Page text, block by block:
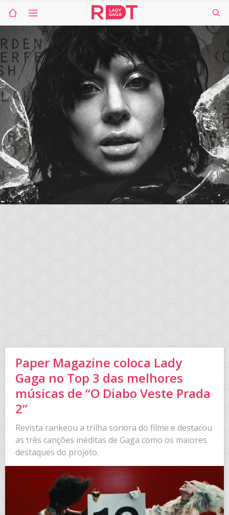
Paper Magazine coloca Lady
Gaga no Top 3 das melhores
músicas de “O Diabo Veste Prada
2”
Revista rankeou a trilha sonora do filme e destacou
as três canções inéditas de Gaga como os maiores
destaques do projeto.